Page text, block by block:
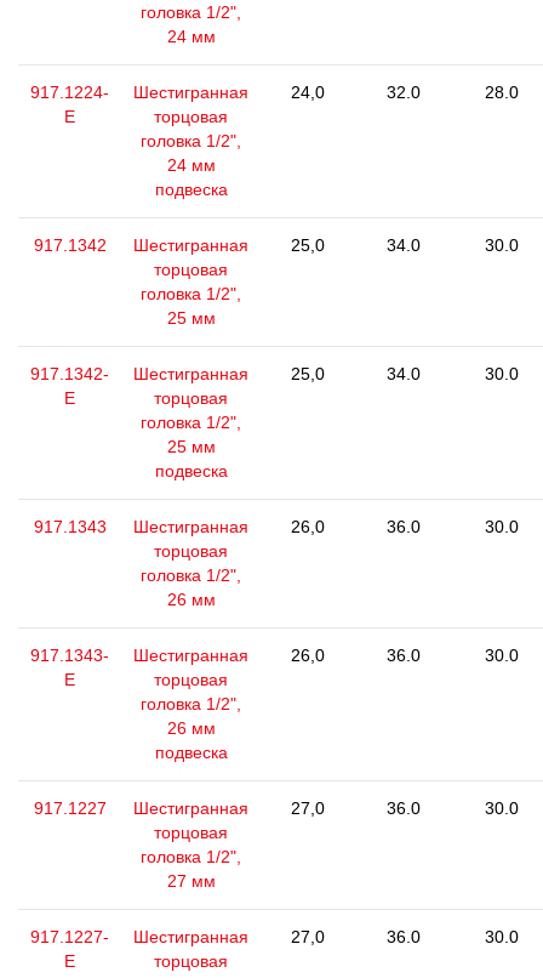
головка 1/2",
24 мм
917.1224-
E
Шестигранная
торцовая
головка 1/2",
24 мм
подвеска
24,0 32.0 28.0
917.1342
Шестигранная
торцовая
головка 1/2",
25 мм
25,0 34.0 30.0
917.1342-
E
Шестигранная
торцовая
головка 1/2",
25 мм
подвеска
25,0 34.0 30.0
917.1343
Шестигранная
торцовая
головка 1/2",
26 мм
26,0 36.0 30.0
917.1343-
E
Шестигранная
торцовая
головка 1/2",
26 мм
подвеска
26,0 36.0 30.0
917.1227
Шестигранная
торцовая
головка 1/2",
27 мм
27,0 36.0 30.0
917.1227-
E
Шестигранная
торцовая
27,0 36.0 30.0